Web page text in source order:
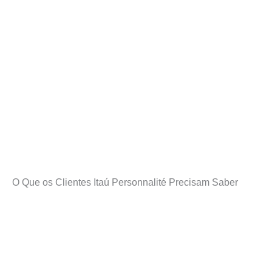
O Que os Clientes Itaú Personnalité Precisam Saber